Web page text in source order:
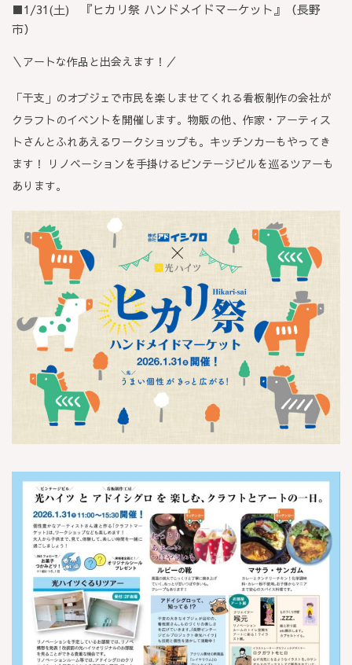
■1/31(土) 『ヒカリ祭 ハンドメイドマーケット』（長野
市）
＼アートな作品と出会えます！／
「干支」のオブジェで市民を楽しませてくれる看板制作の会社が
クラフトのイベントを開催します。物販の他、作家・アーティス
トさんとふれあえるワークショップも。キッチンカーもやってき
ます！ リノベーションを手掛けるビンテージビルを巡るツアーも
あります。